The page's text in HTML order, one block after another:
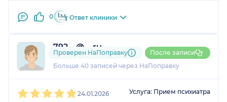
0 Ответ клиники
792....@....ru
2 отзыва
Больше 40 записей через НаПоправку
Проверен НаПоправку После записи
24.01.2026 Услуга: Прием психиатра